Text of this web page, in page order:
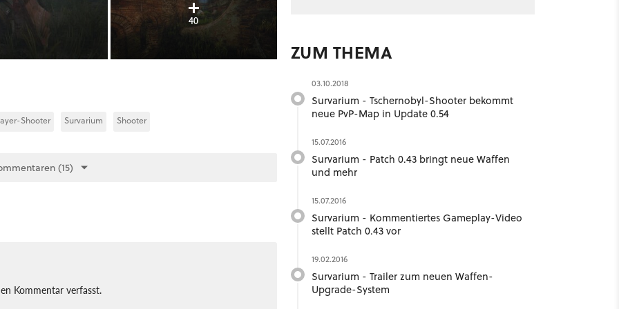
40
Shooter Survarium Shooter
(15)
Kommentar verfasst.
ZUM THEMA
03.10.2018
Survarium - Tschernobyl-Shooter bekommt
neue PvP-Map in Update 0.54
15.07.2016
Survarium - Patch 0.43 bringt neue Waffen
und mehr
15.07.2016
Survarium - Kommentiertes Gameplay-Video
stellt Patch 0.43 vor
19.02.2016
Survarium - Trailer zum neuen Waffen-
Upgrade-System